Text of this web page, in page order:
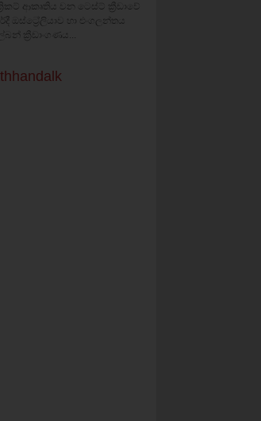
ආකෘතිය වන ටෙස්ට් ක්‍රීඩාවේ
ඔස්ට්‍රේලියාව හා එංගලන්තය
ක්‍රීඩාංගණය...